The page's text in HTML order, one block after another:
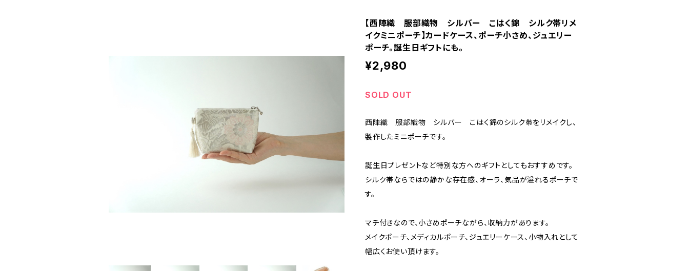
【西陣織 服部織物 シルバー こはく錦 シルク帯リメ
イクミニポーチ】カードケース、ポーチ小さめ、ジュエリー
ポーチ。誕生日ギフトにも。
¥2,980
SOLD OUT
西陣織 服部織物 シルバー こはく錦のシルク帯をリメイクし、
製作したミニポーチです。
誕生日プレゼントなど特別な方へのギフトとしてもおすすめです。
シルク帯ならではの静かな存在感、オーラ、気品が溢れるポーチで
す。
マチ付きなので、小さめポーチながら、収納力があります。
メイクポーチ、メディカルポーチ、ジュエリーケース、小物入れとして
幅広くお使い頂けます。